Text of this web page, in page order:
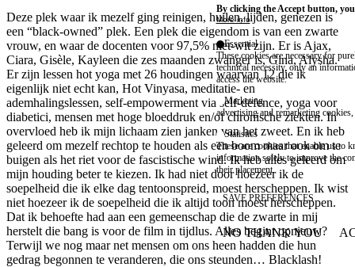
Deze plek waar ik mezelf ging reinigen, huilen, lijden, genezen is
een “black-owned” plek. Een plek die eigendom is van een zwarte
vrouw, en waar de docenten voor 97,5% niet-wit zijn. Er is Ajax,
Ciara, Gisèle, Kayleen die zes maanden zwanger is, Gina, Alysha.
Er zijn lessen hot yoga met 26 houdingen waarvan 12 die ik
eigenlijk niet echt kan, Hot Vinyasa, meditatie- en
ademhalingslessen, self-empowerment via self-defence, yoga voor
diabetici, mensen met hoge bloeddruk en/of chronische ziekten. In
overvloed heb ik mijn lichaam zien janken van het zweet. En ik heb
geleerd om mezelf rechtop te houden als een boom maar ook om te
buigen als het riet voor de fascistische wind. Ik heb alles geleerd om
mijn houding beter te kiezen. Ik had niet door hoezeer ik de
soepelheid die ik elke dag tentoonspreid, moest herscheppen. Ik wist
niet hoezeer ik de soepelheid die ik altijd toon moest herscheppen.
Dat ik behoefte had aan een gemeenschap die de zwarte in mij
herstelt die bang is voor de film in tijdlus. Alles begint opnieuw?
Terwijl we nog maar net mensen om ons heen hadden die hun
gedrag begonnen te veranderen, die ons steunden… Blacklash!
By clicking the Accept button,
More info
Essential
These cookies are necessary for
technical necessity, only an
access the website.
Marketing
advertising and remarketing cookies,
Statistics
These are cookies that enable us to
information solely to improve the
their placement.
SAVE PREFERENCES
NO THANK YOU
WITHDRAW